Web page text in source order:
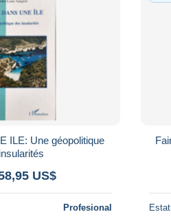
ILE: Une géopolitique
US$
Profesional